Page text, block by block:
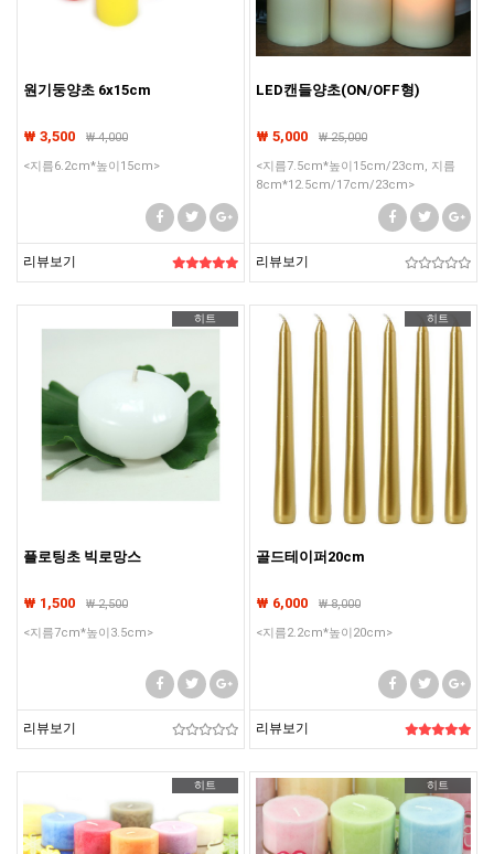
원기둥양초 6x15cm
₩ 3,500 ₩4,000
<지름6.2cm*높이15cm>
리뷰보기
LED캔들양초(ON/OFF형)
₩ 5,000 ₩25,000
<지름7.5cm*높이15cm/23cm, 지름
8cm*12.5cm/17cm/23cm>
리뷰보기
히트
플로팅초 빅로망스
₩ 1,500 ₩2,500
<지름7cm*높이3.5cm>
리뷰보기
히트
골드테이퍼20cm
₩ 6,000 ₩8,000
<지름2.2cm*높이20cm>
리뷰보기
히트 히트